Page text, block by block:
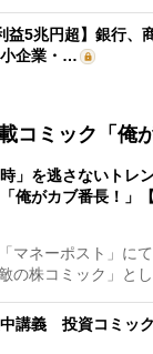
益5兆円超】銀行、
企業・…
コミック「俺
時」を逃さないト
俺がカブ番長！」
マネーポスト」に
の株コミック」と
講義 投資コミック